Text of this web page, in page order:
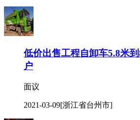
低价出售工程自卸车5.8米
户
面议
2021-03-09[浙江省台州市]